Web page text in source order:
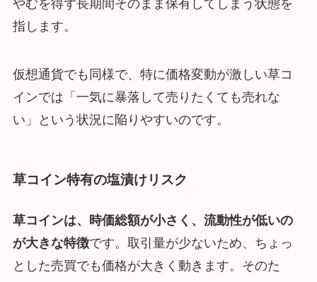
やむを得ず長期間そのまま保有してしまう状態を
指します。
仮想通貨でも同様で、特に価格変動が激しい草コ
インでは「一気に暴落して売りたくても売れな
い」という状況に陥りやすいのです。
草コイン特有の塩漬けリスク
草コインは、時価総額が小さく、流動性が低いの
が大きな特徴です。取引量が少ないため、ちょっ
とした売買でも価格が大きく動きます。そのた